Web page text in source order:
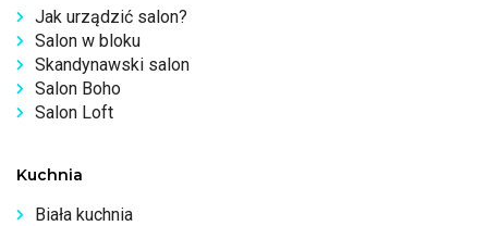
Jak urządzić salon?
Salon w bloku
Skandynawski salon
Salon Boho
Salon Loft
Kuchnia
Biała kuchnia